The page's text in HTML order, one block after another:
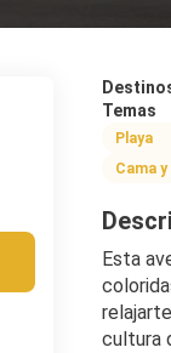
Temas
Playa
Cama
Esta
cultura